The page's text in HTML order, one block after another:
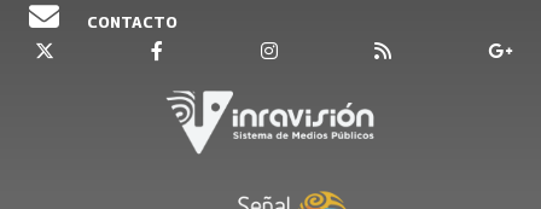
CONTACTO